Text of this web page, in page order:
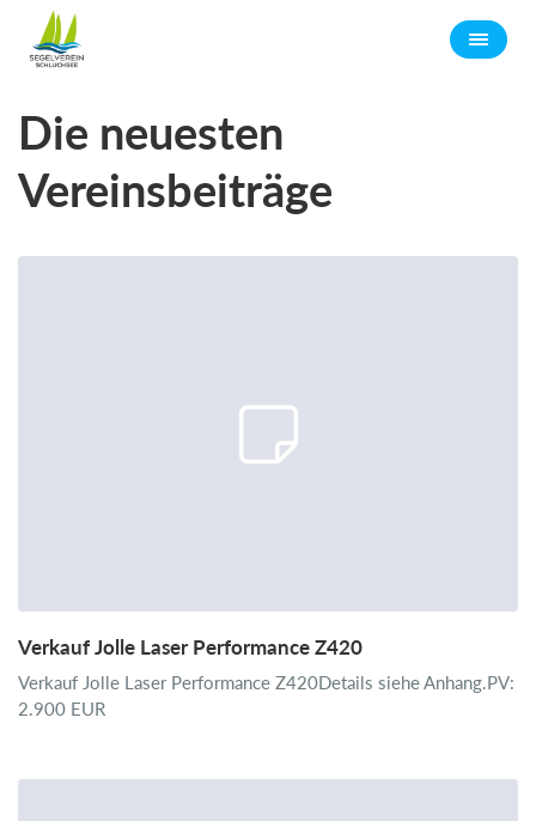
Die neuesten
Vereinsbeiträge
Verkauf Jolle Laser Performance Z420
Verkauf Jolle Laser Performance Z420Details siehe Anhang.PV:
2.900 EUR